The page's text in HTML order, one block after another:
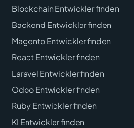
Blockchain Entwickler finden
Backend Entwickler finden
Magento Entwickler finden
React Entwickler finden
Laravel Entwickler finden
Odoo Entwickler finden
Ruby Entwickler finden
KI Entwickler finden